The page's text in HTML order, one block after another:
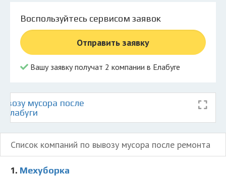
© 2026 Все права защищены
Воспользуйтесь сервисом заявок
Отправить заявку
Вашу заявку получат 2 компании в Елабуге
мусора после
Елабуги
Список компаний по вывозу мусора после ремонта
1. Мехуборка